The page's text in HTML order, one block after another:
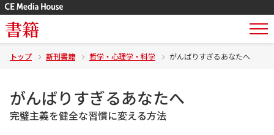
書籍
トップ 新刊書籍 哲学・心理学・科学 がんばりすぎるあなたへ
がんばりすぎるあなたへ
完璧主義を健全な習慣に変える方法